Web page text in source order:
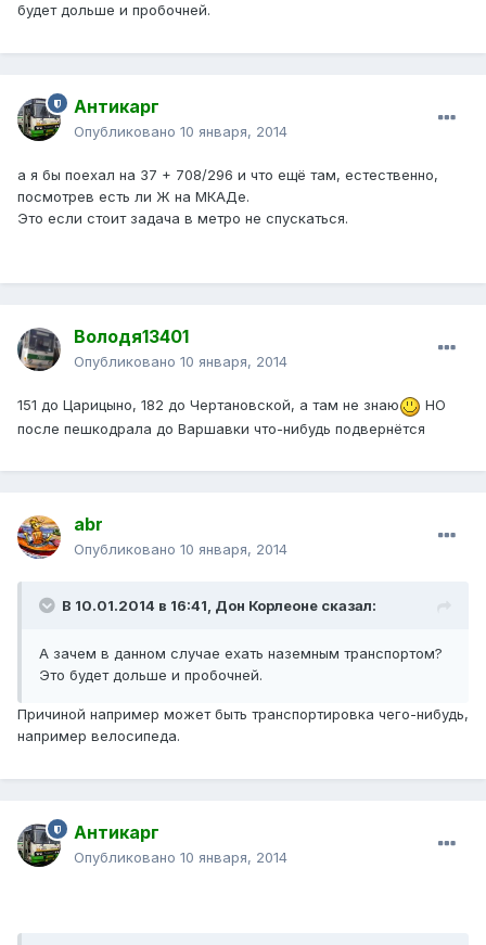
будет дольше и пробочней.
Антикарг
Опубликовано 10 января, 2014
а я бы поехал на 37 + 708/296 и что ещё там, естественно,
посмотрев есть ли Ж на МКАДе.
Это если стоит задача в метро не спускаться.
Володя13401
Опубликовано 10 января, 2014
151 до Царицыно, 182 до Чертановской, а там не знаю
НО
после пешкодрала до Варшавки что-нибудь подвернётся
abr
Опубликовано 10 января, 2014
В 10.01.2014 в 16:41, Дон Корлеоне сказал:
А зачем в данном случае ехать наземным транспортом?
Это будет дольше и пробочней.
Причиной например может быть транспортировка чего-нибудь,
например велосипеда.
Антикарг
Опубликовано 10 января, 2014